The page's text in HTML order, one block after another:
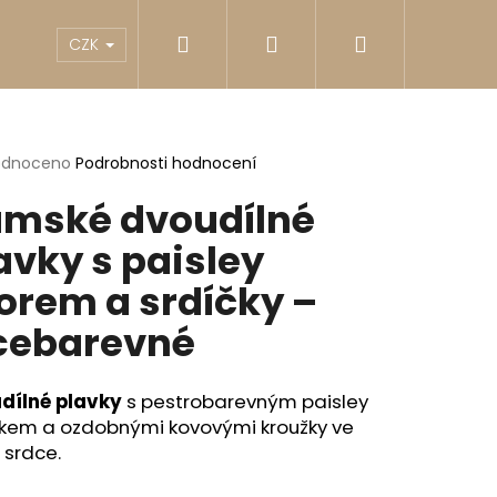
Reklamace Obchodní podmínky
CZK Přihlášení
Podrobnosti hodnocení
dvoudílné
s paisley
a srdíčky –
plavky s pestrobarevným paisley
a ozdobnými kovovými kroužky ve
Následující